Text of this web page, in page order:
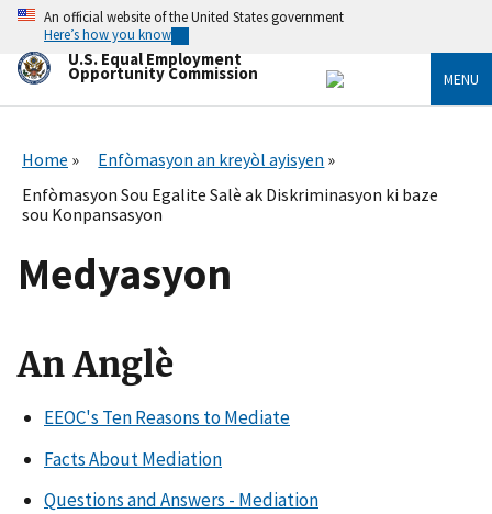
Skip
main
content
An official website of the United States government
Here’s how you know
U.S. Equal Employment
Opportunity Commission MENU
Home
Enfòmasyon an kreyòl ayisyen
Enfòmasyon Sou Egalite Salè ak Diskriminasyon ki baze
sou Konpansasyon
Medyasyon
An Anglè
EEOC's Ten Reasons to Mediate
Facts About Mediation
Questions and Answers - Mediation